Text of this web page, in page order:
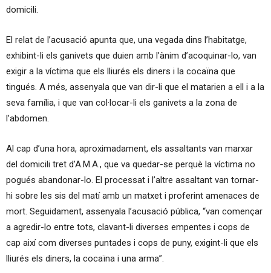
domicili.
El relat de l’acusació apunta que, una vegada dins l’habitatge,
exhibint-li els ganivets que duien amb l’ànim d’acoquinar-lo, van
exigir a la víctima que els lliurés els diners i la cocaïna que
tingués. A més, assenyala que van dir-li que el matarien a ell i a la
seva família, i que van col·locar-li els ganivets a la zona de
l’abdomen.
Al cap d’una hora, aproximadament, els assaltants van marxar
del domicili tret d’A.M.A., que va quedar-se perquè la víctima no
pogués abandonar-lo. El processat i l’altre assaltant van tornar-
hi sobre les sis del matí amb un matxet i proferint amenaces de
mort. Seguidament, assenyala l’acusació pública, “van començar
a agredir-lo entre tots, clavant-li diverses empentes i cops de
cap així com diverses puntades i cops de puny, exigint-li que els
lliurés els diners, la cocaïna i una arma”.